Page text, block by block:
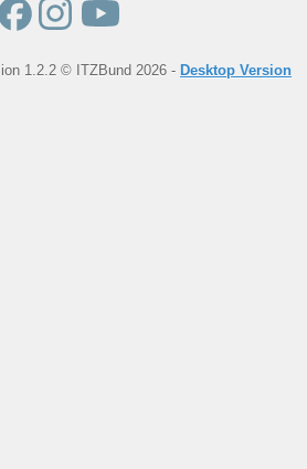
1.2.2 © ITZBund 2026 - Desktop Version